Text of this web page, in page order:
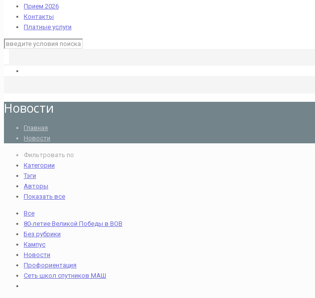
Прием 2026
Контакты
Платные услуги
Новости
Главная
Новости
Фильтровать по
Категории
Тэги
Авторы
Показать все
Все
80-летие Великой Победы в ВОВ
Без рубрики
Кампус
Новости
Профориентация
Сеть школ спутников МАШ